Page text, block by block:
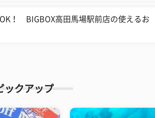
！ BIGBOX高田馬場駅前店の使えるお
ックアップ